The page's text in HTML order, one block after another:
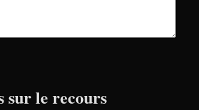
sur le recours